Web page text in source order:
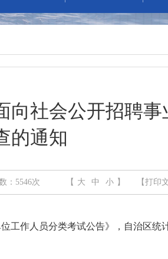
向社会公开招聘
的通知
： 5546次 【 大 中 小 】 【打印
作人员分类考试公告》，自治区统